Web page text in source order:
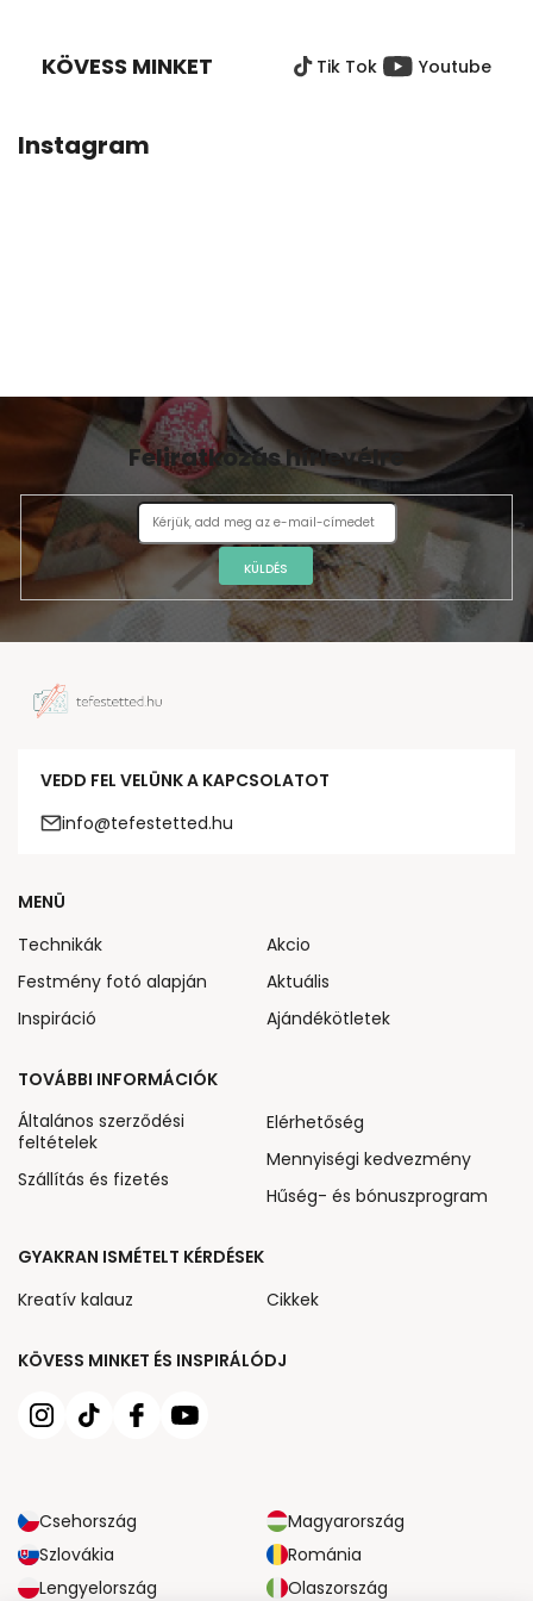
KÖVESS MINKET Tik Tok Youtube
Instagram
Feliratkozás hírlevélre
KÜLDÉS
VEDD FEL VELÜNK A KAPCSOLATOT
info@tefestetted.hu
KÖVESS MINKET ÉS INSPIRÁLÓDJ
Csehország
Magyarország
Szlovákia
Románia
Lengyelország
Olaszország
MENÜ
Technikák
Festmény fotó alapján
Inspiráció
Akcio
Aktuális
Ajándékötletek
TOVÁBBI INFORMÁCIÓK
Általános szerződési
feltételek
Szállítás és fizetés
Elérhetőség
Mennyiségi kedvezmény
Hűség- és bónuszprogram
GYAKRAN ISMÉTELT KÉRDÉSEK
Kreatív kalauz
Cikkek